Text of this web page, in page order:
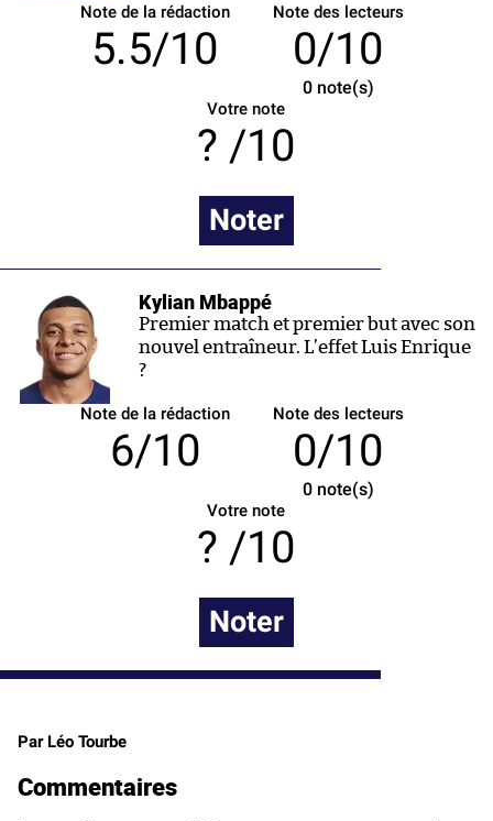
Note de la rédaction
5.5/10
Note des lecteurs
0/10
0note(s)
Votre note
/10
Noter
Kylian Mbappé
Premier match et premier but avec son
nouvel entraîneur. L’effet Luis Enrique
?
Note de la rédaction
6/10
Note des lecteurs
0/10
0note(s)
Votre note
/10
Noter
Par Léo Tourbe
Commentaires